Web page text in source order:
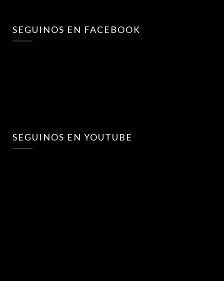
SEGUINOS EN FACEBOOK
SEGUINOS EN YOUTUBE